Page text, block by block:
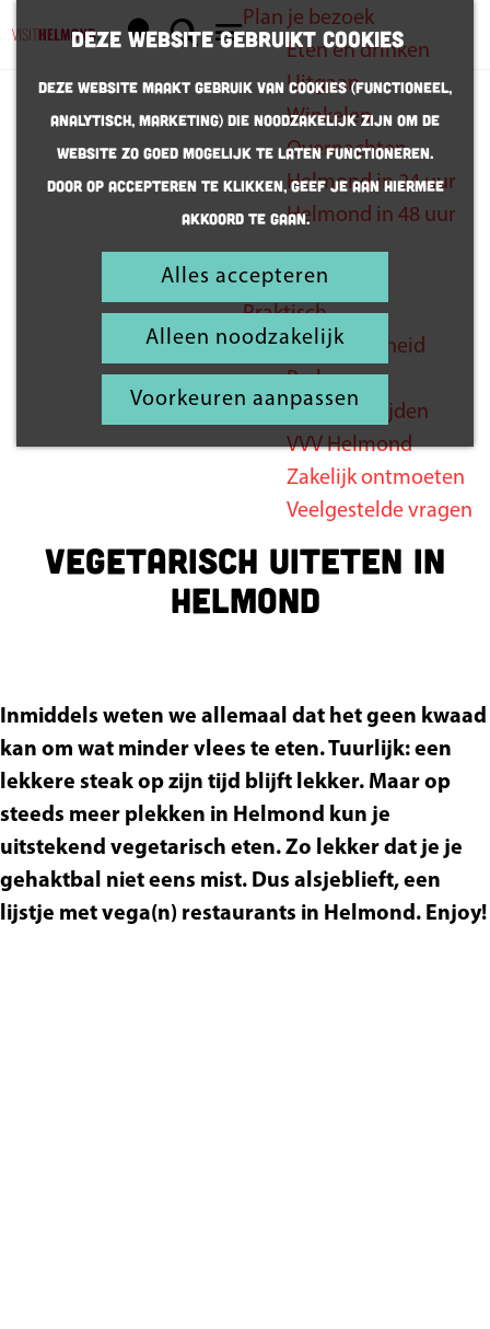
Deze website gebruikt cookies
Deze website maakt gebruik van cookies (Functioneel,
Analytisch, Marketing) die noodzakelijk zijn om de
website zo goed mogelijk te laten functioneren.
Door op accepteren te klikken, geef je aan hiermee
akkoord te gaan.
Alles accepteren
Alleen noodzakelijk
Voorkeuren aanpassen
K
a
r
t
Z
e
k
e
n
e
n
u
Plan je bezoek
Eten en drinken
Uitgaan
Winkelen
Overnachten
Helmond in 24 uur
Helmond in 48 uur
Inspiratie
Praktisch
Bereikbaarheid
Parkeren
Openingstijden
VVV Helmond
Zakelijk ontmoeten
Veelgestelde vragen
Vega(n)
hotspots
Vegetarisch uiteten in
Helmond
Inmiddels weten we allemaal dat het geen kwaad
kan om wat minder vlees te eten. Tuurlijk: een
lekkere steak op zijn tijd blijft lekker. Maar op
steeds meer plekken in Helmond kun je
uitstekend vegetarisch eten. Zo lekker dat je je
gehaktbal niet eens mist. Dus alsjeblieft, een
lijstje met vega(n) restaurants in Helmond. Enjoy!